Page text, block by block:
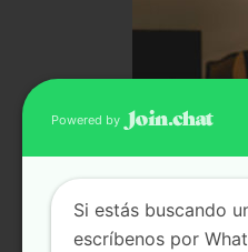
Powered by
Si estás buscando
escríbenos por